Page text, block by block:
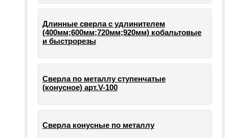
Длинные сверла с удлинителем
(400мм;600мм;720мм;920мм) кобальтовые
и быстрорезы
Сверла по металлу ступенчатые
(конусное) арт.V-100
Сверла конусные по металлу